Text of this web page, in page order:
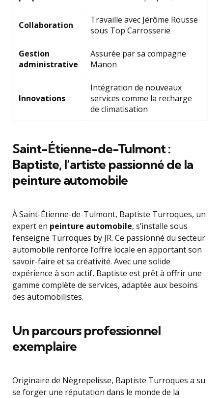
Collaboration
Travaille avec Jérôme Rousse
sous Top Carrosserie
Gestion
administrative
Assurée par sa compagne
Manon
Innovations
Intégration de nouveaux
services comme la recharge
de climatisation
Saint-Étienne-de-Tulmont :
Baptiste, l’artiste passionné de la
peinture automobile
À Saint-Étienne-de-Tulmont, Baptiste Turroques, un
expert en peinture automobile, s’installe sous
l’enseigne Turroques by JR. Ce passionné du secteur
automobile renforce l’offre locale en apportant son
savoir-faire et sa créativité. Avec une solide
expérience à son actif, Baptiste est prêt à offrir une
gamme complète de services, adaptée aux besoins
des automobilistes.
Un parcours professionnel
exemplaire
Originaire de Nègrepelisse, Baptiste Turroques a su
se forger une réputation dans le monde de la